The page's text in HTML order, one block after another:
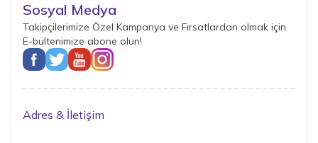
Sosyal Medya
Takipçilerimize Özel Kampanya ve Fırsatlardan olmak için
E-bültenimize abone olun!
Adres & İletişim